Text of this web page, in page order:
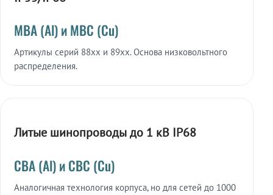
МВА (Al) и МВС (Cu)
Артикулы серий 88xx и 89xx. Основа низковольтного
распределения.
Литые шинопроводы до 1 кВ IP68
СВА (Al) и СВС (Cu)
Аналогичная технология корпуса, но для сетей до 1000